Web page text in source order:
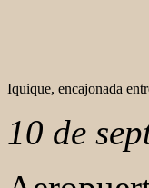
Iquique, encajonada
10 de